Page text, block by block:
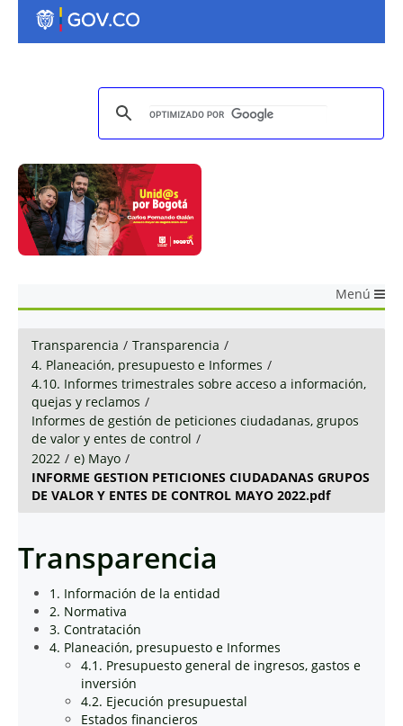
Menú
Transparencia / Transparencia /
4. Planeación, presupuesto e Informes /
4.10. Informes trimestrales sobre acceso a información,
quejas y reclamos /
Informes de gestión de peticiones ciudadanas, grupos
de valor y entes de control /
2022 / e) Mayo /
INFORME GESTION PETICIONES CIUDADANAS GRUPOS
DE VALOR Y ENTES DE CONTROL MAYO 2022.pdf
Transparencia
1. Información de la entidad
2. Normativa
3. Contratación
4. Planeación, presupuesto e Informes
4.1. Presupuesto general de ingresos, gastos e
inversión
4.2. Ejecución presupuestal
Estados financieros